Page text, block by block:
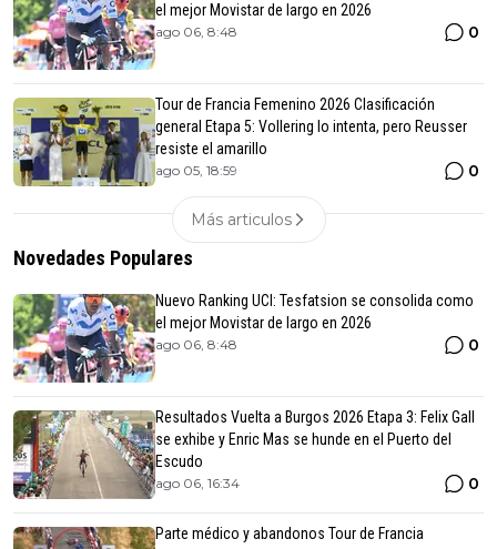
el mejor Movistar de largo en 2026
ago 06, 8:48 0
Tour de Francia Femenino 2026 Clasificación
general Etapa 5: Vollering lo intenta, pero Reusser
resiste el amarillo
ago 05, 18:59 0
Más articulos
Novedades Populares
Nuevo Ranking UCI: Tesfatsion se consolida como
el mejor Movistar de largo en 2026
ago 06, 8:48 0
Resultados Vuelta a Burgos 2026 Etapa 3: Felix Gall
se exhibe y Enric Mas se hunde en el Puerto del
Escudo
ago 06, 16:34 0
Parte médico y abandonos Tour de Francia